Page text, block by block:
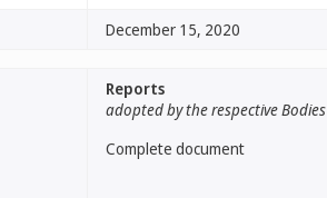
December 15, 2020
Reports
adopted by the respective Bodies
Complete document